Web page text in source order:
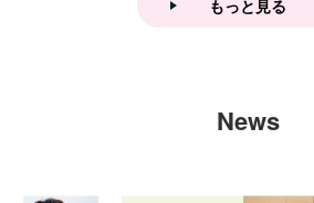
もっと見る
News